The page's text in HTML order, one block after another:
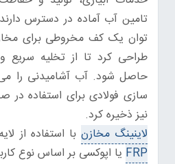
تامین آب آماده در دسترس
توان یک کف مخروطی برای
طراحی کرد تا از تخلیه سریع
حاصل شود. آب آشامیدنی را
سازی فولادی برای استفاده در
نیز ذخیره کرد.
لاینینگ مخازن با استفاده از
FRP یا اپوکسی بر اساس نوع